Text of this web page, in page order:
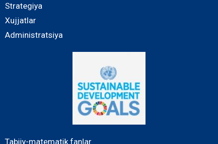
Strategiya
Xujjatlar
Administratsiya
Tabiiy-matematik fanlar